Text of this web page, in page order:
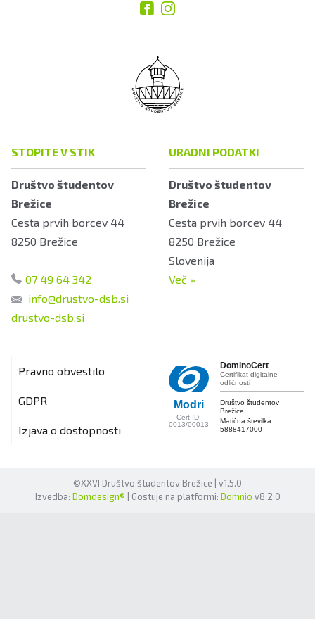
STOPITE V STIK
Društvo študentov
Brežice
Cesta prvih borcev 44
8250 Brežice
07 49 64 342
info@drustvo-dsb.si
drustvo-dsb.si
URADNI PODATKI
Društvo študentov
Brežice
Cesta prvih borcev 44
8250 Brežice
Slovenija
Več »
Pravno obvestilo
GDPR
Izjava o dostopnosti
Modri
Cert ID:
0013/00013
DominoCert
Certifikat digitalne
odličnosti
Društvo študentov
Brežice
Matična številka:
5888417000
©XXVI Društvo študentov Brežice | v1.5.0
Izvedba: Domdesign® | Gostuje na platformi: Domnio v8.2.0